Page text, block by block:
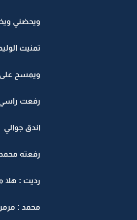
ويحضني
تمنيت
ويمسح
رفعت راسي
اندق جوالي
رفعته
رديت : هلا
محمد : مرمر